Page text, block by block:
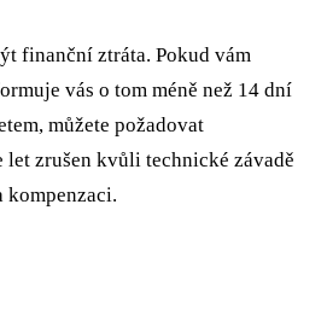
finanční ztráta. Pokud vám
vás o tom méně než 14 dní
můžete požadovat
let zrušen kvůli technické závadě
kompenzaci.